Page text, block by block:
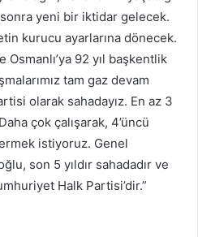
sonra yeni bir iktidar gelecek.
kurucu ayarlarına dönecek.
92 yıl başkentlik
tam gaz devam
olarak sahadayız. En az 3
çok çalışarak, 4’üncü
istiyoruz. Genel
son 5 yıldır sahadadır ve
Halk Partisi’dir.”